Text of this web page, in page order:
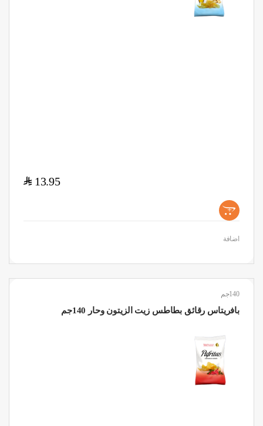
13.95
$
+
اضافة
140جم
بافريتاس رقائق بطاطس زيت الزيتون وحار 140جم